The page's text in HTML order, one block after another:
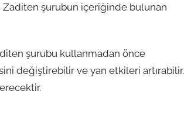
Zaditen şurubun içeriğinde bulunan
şurubu kullanmadan önce
değiştirebilir ve yan etkileri artırabilir.